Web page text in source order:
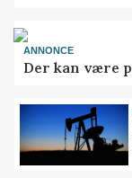
ANNONCE
Der kan være